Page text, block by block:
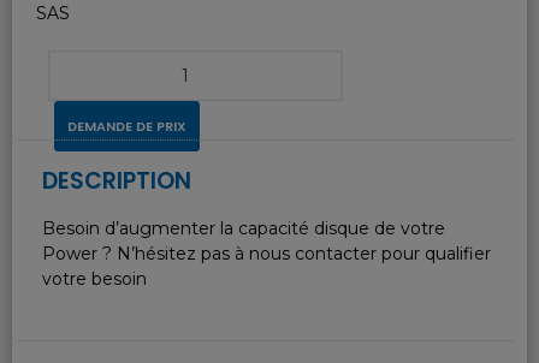
SAS
DEMANDE DE PRIX
DESCRIPTION
Besoin d’augmenter la capacité disque de votre
Power ? N’hésitez pas à nous contacter pour qualifier
votre besoin